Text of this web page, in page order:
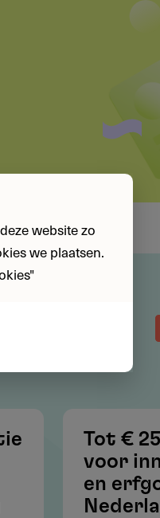
Deel deze
Tot €
voor
en
website zo
we plaatsen.